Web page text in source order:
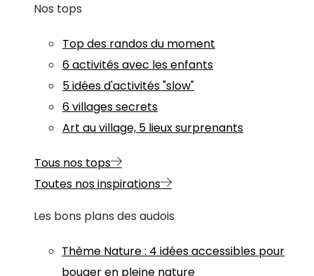
Nos tops
Top des randos du moment
6 activités avec les enfants
5 idées d'activités "slow"
6 villages secrets
Art au village, 5 lieux surprenants
Tous nos tops
Toutes nos inspirations
Les bons plans des audois
Thème Nature: 4 idées accessibles pour
bouger en pleine nature